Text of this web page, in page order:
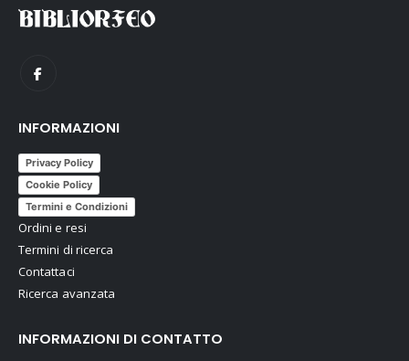
INFORMAZIONI
Privacy Policy
Cookie Policy
Termini e Condizioni
Ordini e resi
Termini di ricerca
Contattaci
Ricerca avanzata
INFORMAZIONI DI CONTATTO